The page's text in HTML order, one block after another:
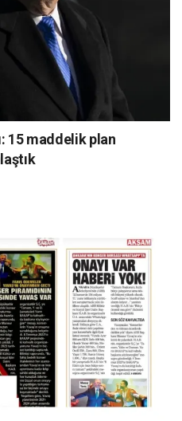
15 maddelik plan